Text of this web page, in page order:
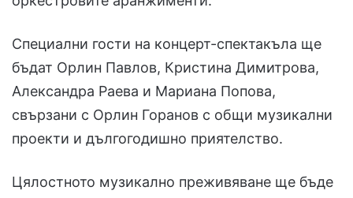
Специални гости на концерт-спектакъла ще
бъдат Орлин Павлов, Кристина Димитрова,
Александра Раева и Мариана Попова,
свързани с Орлин Горанов с общи музикални
проекти и дългогодишно приятелство.
Цялостното музикално преживяване ще бъде